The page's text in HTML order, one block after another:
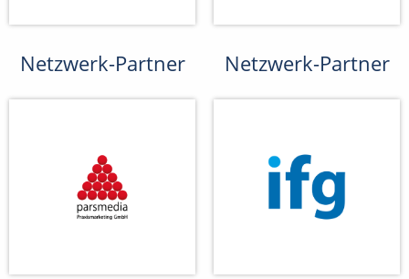
Netzwerk-Partner Netzwerk-Partner